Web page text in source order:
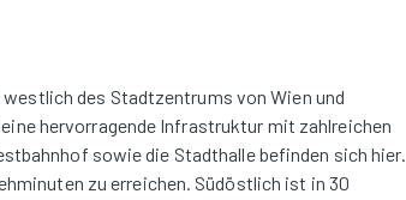
des Stadtzentrums von Wien und
hervorragende Infrastruktur mit zahlreichen
sowie die Stadthalle befinden sich hier.
zu erreichen. Südöstlich ist in 30